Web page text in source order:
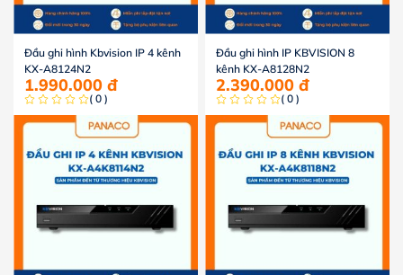
Đầu ghi hình Kbvision IP 4 kênh
KX-A8124N2
1.990.000 đ
( 0 )
Đầu ghi hình IP KBVISION 8
kênh KX-A8128N2
2.390.000 đ
( 0 )